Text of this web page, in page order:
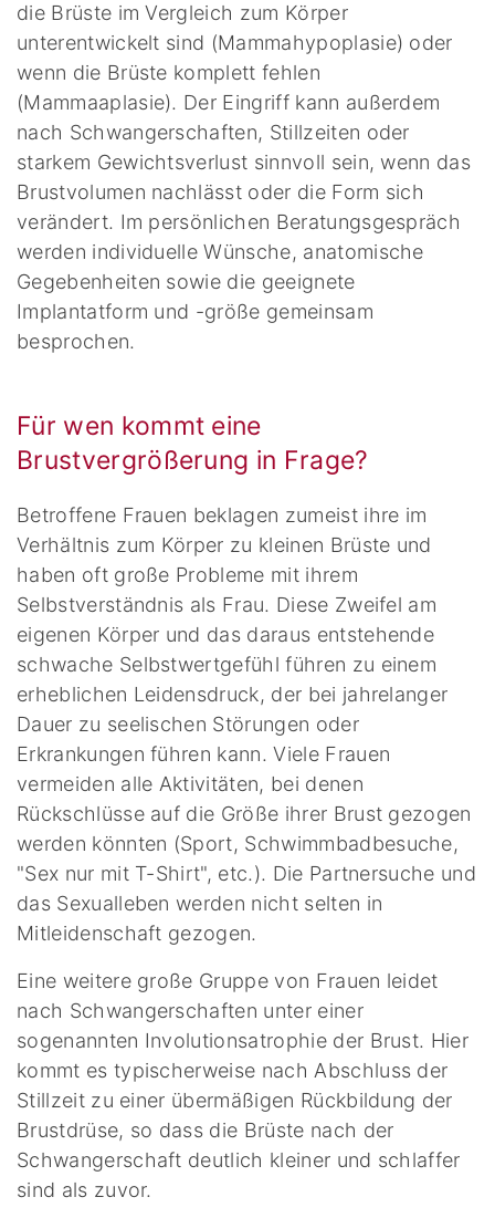
die Brüste im Vergleich zum Körper
unterentwickelt sind (Mammahypoplasie) oder
wenn die Brüste komplett fehlen
(Mammaaplasie). Der Eingriff kann außerdem
nach Schwangerschaften, Stillzeiten oder
starkem Gewichtsverlust sinnvoll sein, wenn das
Brustvolumen nachlässt oder die Form sich
verändert. Im persönlichen Beratungsgespräch
werden individuelle Wünsche, anatomische
Gegebenheiten sowie die geeignete
Implantatform und -größe gemeinsam
besprochen.
Für wen kommt eine
Brustvergrößerung in Frage?
Betroffene Frauen beklagen zumeist ihre im
Verhältnis zum Körper zu kleinen Brüste und
haben oft große Probleme mit ihrem
Selbstverständnis als Frau. Diese Zweifel am
eigenen Körper und das daraus entstehende
schwache Selbstwertgefühl führen zu einem
erheblichen Leidensdruck, der bei jahrelanger
Dauer zu seelischen Störungen oder
Erkrankungen führen kann. Viele Frauen
vermeiden alle Aktivitäten, bei denen
Rückschlüsse auf die Größe ihrer Brust gezogen
werden könnten (Sport, Schwimmbadbesuche,
"Sex nur mit T-Shirt", etc.). Die Partnersuche und
das Sexualleben werden nicht selten in
Mitleidenschaft gezogen.
Eine weitere große Gruppe von Frauen leidet
nach Schwangerschaften unter einer
sogenannten Involutionsatrophie der Brust. Hier
kommt es typischerweise nach Abschluss der
Stillzeit zu einer übermäßigen Rückbildung der
Brustdrüse, so dass die Brüste nach der
Schwangerschaft deutlich kleiner und schlaffer
sind als zuvor.